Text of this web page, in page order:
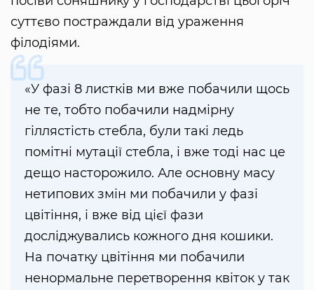
суттєво постраждали від ураження
філодіями.
«У фазі 8 листків ми вже побачили щось
не те, тобто побачили надмірну
гіллястість стебла, були такі ледь
помітні мутації стебла, і вже тоді нас це
дещо насторожило. Але основну масу
нетипових змін ми побачили у фазі
цвітіння, і вже від цієї фази
досліджувались кожного дня кошики.
На початку цвітіння ми побачили
ненормальне перетворення квіток у так